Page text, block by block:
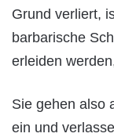
Grund verliert,
barbarische
erleiden
Sie gehen also
ein und